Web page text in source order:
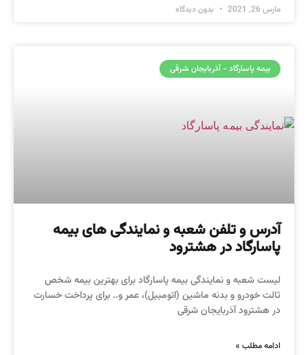
مارس 26, 2021 بدون دیدگاه
بیمه پاسارگاد - آذربایجان شرقی
آدرس و تلفن شعبه و نمایندگی های بیمه
پاسارگاد در هشترود
لیست شعبه و نمایندگی بیمه پاسارگاد برای بهترین بیمه شخص
ثالت خودرو و بدنه ماشین (اتومبیل)، عمر و.. برای پرداخت خسارت
در هشترود آذربایجان شرقی
ادامه مطلب »